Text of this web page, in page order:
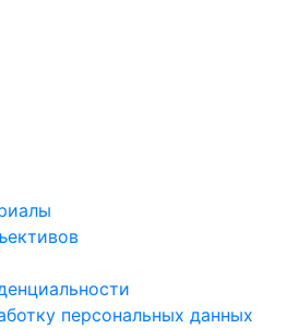
персональных данных